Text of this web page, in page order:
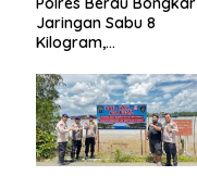
Jaringan Sabu 8
Kilogram,
dari Dalam Lapas
Tarakan